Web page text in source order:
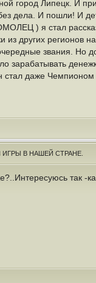
город Липецк. И
дела. И пошли! И
) я стал
из других
звания. Но
зарабатывать
стал даже
ИГРЫ В НАШЕЙ СТРАНЕ.
так -